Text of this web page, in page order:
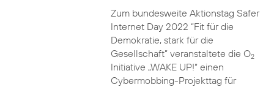
Zum bundesweite Aktionstag Safer
Internet Day 2022 “Fit für die
Demokratie, stark für die
Gesellschaft” veranstaltete die O2
Initiative „WAKE UP!“ einen
Cybermobbing-Projekttag für